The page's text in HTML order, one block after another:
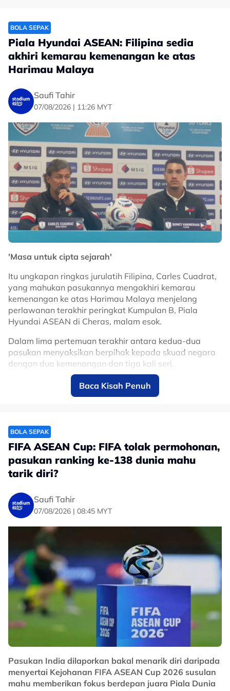
BOLA SEPAK
Piala Hyundai ASEAN: Filipina sedia
akhiri kemarau kemenangan ke atas
Harimau Malaya
Saufi Tahir
07/08/2026 | 11:26 MYT
'Masa untuk cipta sejarah'
Itu ungkapan ringkas jurulatih Filipina, Carles Cuadrat,
yang mahukan pasukannya mengakhiri kemarau
kemenangan ke atas Harimau Malaya menjelang
perlawanan terakhir peringkat Kumpulan B, Piala
Hyundai ASEAN di Cheras, malam esok.
Dalam lima pertemuan terakhir antara kedua-dua
pasukan menyaksikan berpihak kepada skuad negara
dengan dua kemenangan dan tiga kali seri.
“Time to make history”, Carles Cuadrat,
🇵🇭🔥@ASTROARENA
pic.twitter.com/IX8p4LjGLc
— Zulhelmi Zainal Azam
(@zulhelmizainal1)
Menerusi wartawan Astro Arena, berkongsikan: "Masa
untuk cipta sejarah", Carles Cuadrat, jurulatih Filipina
mahu tamatkan kemarau kemenangan ke atas
Harimau Malaya." kongsinya.
Maklumat lanjut ikuti Nadi Arena malam ini.
No node context available.
Related Topics
#Piala Hyundai ASEAN #Filipina #Harimau Malaya
Baca Kisah Penuh
BOLA SEPAK
FIFA ASEAN Cup: FIFA tolak permohonan,
pasukan ranking ke-138 dunia mahu
tarik diri?
Saufi Tahir
07/08/2026 | 08:45 MYT
Pasukan India dilaporkan bakal menarik diri daripada
menyertai Kejohanan FIFA ASEAN Cup 2026 susulan
mahu memberikan fokus berdepan juara Piala Dunia